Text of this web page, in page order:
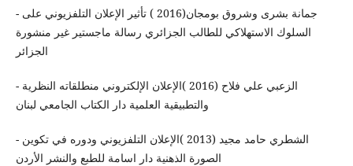
- ‏جمانة بشرى وشروق بومجان(2016 ) تأثير الإعلان التلفزيوني على
السلوك الاستهلاكي للطالب الجزائري رسالة ماجستير غير منشورة
الجزائر
- الزعبي علي فلاح ‏(2016 )الإعلان الإلكتروني منطلقاته النظرية
والتطبيقية العلمية دار الكتاب الجامعي لبنان
- الشطري حامد مجيد (2013 )الإعلان التلفزيوني ودوره في تكوين
الصورة الذهنية دار اسامة للطبع والنشر الأردن